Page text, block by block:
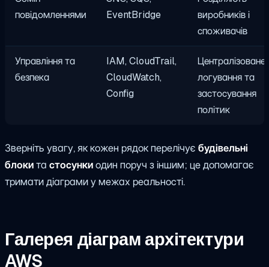
повідомленнями
EventBridge
виробників і
споживачів
Управління та
безпека
IAM, CloudTrail,
CloudWatch,
Config
Централізоване
логування та
застосування
політик
Зверніть увагу, як кожен рядок перелічує будівельні
блокита стосункиодин поруч з іншим; це допомагає
тримати діаграми у межах реальності.
Галерея діаграм архітектури
AWS